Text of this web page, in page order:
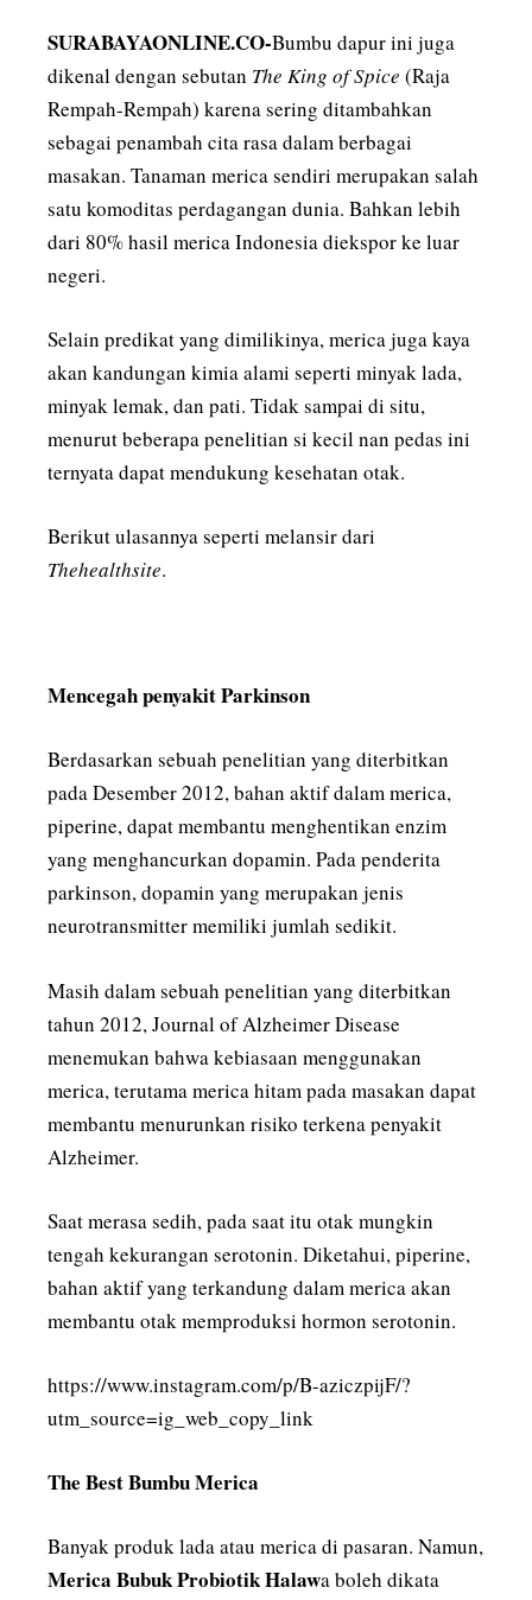
SURABAYAONLINE.CO-Bumbu dapur ini juga
dikenal dengan sebutan The King of Spice (Raja
Rempah-Rempah) karena sering ditambahkan
sebagai penambah cita rasa dalam berbagai
masakan. Tanaman merica sendiri merupakan salah
satu komoditas perdagangan dunia. Bahkan lebih
dari 80% hasil merica Indonesia diekspor ke luar
negeri.
Selain predikat yang dimilikinya, merica juga kaya
akan kandungan kimia alami seperti minyak lada,
minyak lemak, dan pati. Tidak sampai di situ,
menurut beberapa penelitian si kecil nan pedas ini
ternyata dapat mendukung kesehatan otak.
Berikut ulasannya seperti melansir dari
Thehealthsite.
Mencegah penyakit Parkinson
Berdasarkan sebuah penelitian yang diterbitkan
pada Desember 2012, bahan aktif dalam merica,
piperine, dapat membantu menghentikan enzim
yang menghancurkan dopamin. Pada penderita
parkinson, dopamin yang merupakan jenis
neurotransmitter memiliki jumlah sedikit.
Masih dalam sebuah penelitian yang diterbitkan
tahun 2012, Journal of Alzheimer Disease
menemukan bahwa kebiasaan menggunakan
merica, terutama merica hitam pada masakan dapat
membantu menurunkan risiko terkena penyakit
Alzheimer.
Saat merasa sedih, pada saat itu otak mungkin
tengah kekurangan serotonin. Diketahui, piperine,
bahan aktif yang terkandung dalam merica akan
membantu otak memproduksi hormon serotonin.
https://www.instagram.com/p/B-aziczpijF/?
utm_source=ig_web_copy_link
The Best Bumbu Merica
Banyak produk lada atau merica di pasaran. Namun,
Merica Bubuk Probiotik Halawa boleh dikata